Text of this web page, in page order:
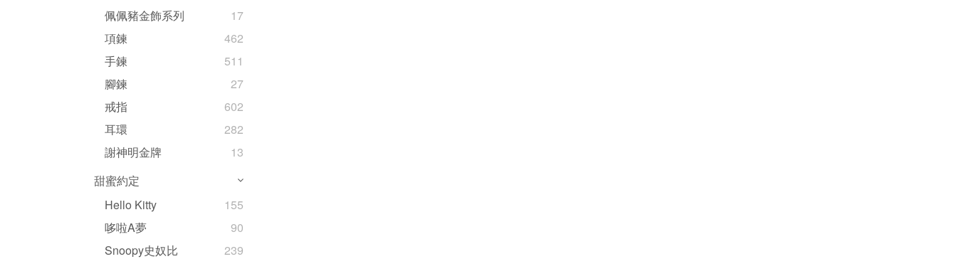
佩佩豬金飾系列
17
項鍊
462
手鍊
511
腳鍊
27
戒指
602
耳環
282
謝神明金牌
13
甜蜜約定
Hello Kitty
155
哆啦A夢
90
Snoopy史奴比
239